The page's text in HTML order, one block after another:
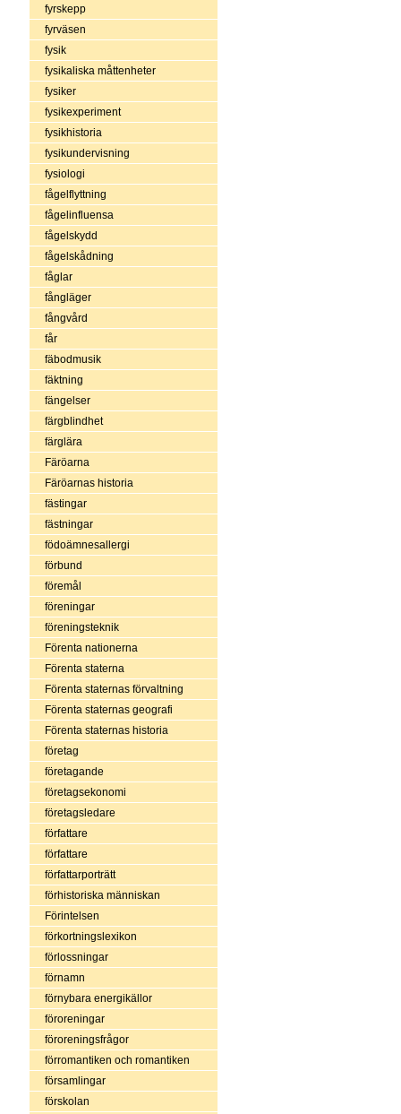
fyrskepp
fyrväsen
fysik
fysikaliska måttenheter
fysiker
fysikexperiment
fysikhistoria
fysikundervisning
fysiologi
fågelflyttning
fågelinfluensa
fågelskydd
fågelskådning
fåglar
fångläger
fångvård
får
fäbodmusik
fäktning
fängelser
färgblindhet
färglära
Färöarna
Färöarnas historia
fästingar
fästningar
födoämnesallergi
förbund
föremål
föreningar
föreningsteknik
Förenta nationerna
Förenta staterna
Förenta staternas förvaltning
Förenta staternas geografi
Förenta staternas historia
företag
företagande
företagsekonomi
företagsledare
författare
författare
författarporträtt
förhistoriska människan
Förintelsen
förkortningslexikon
förlossningar
förnamn
förnybara energikällor
föroreningar
föroreningsfrågor
förromantiken och romantiken
församlingar
förskolan